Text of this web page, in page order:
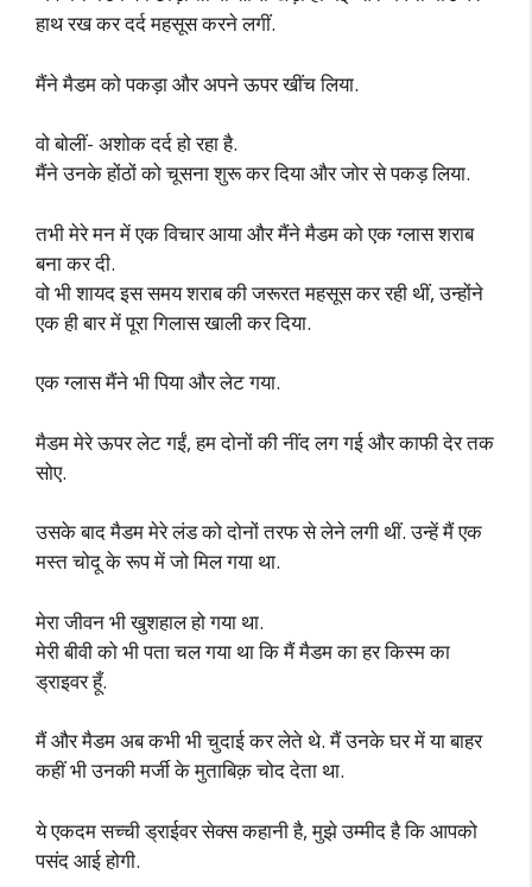
हाथ रख कर दर्द महसूस करने लगीं.
मैंने मैडम को पकड़ा और अपने ऊपर खींच लिया.
वो बोलीं- अशोक दर्द हो रहा है.
मैंने उनके होंठों को चूसना शुरू कर दिया और जोर से पकड़ लिया.
तभी मेरे मन में एक विचार आया और मैंने मैडम को एक ग्लास शराब
बना कर दी.
वो भी शायद इस समय शराब की जरूरत महसूस कर रही थीं, उन्होंने
एक ही बार में पूरा गिलास खाली कर दिया.
एक ग्लास मैंने भी पिया और लेट गया.
मैडम मेरे ऊपर लेट गईं, हम दोनों की नींद लग गई और काफी देर तक
सोए.
उसके बाद मैडम मेरे लंड को दोनों तरफ से लेने लगी थीं. उन्हें मैं एक
मस्त चोदू के रूप में जो मिल गया था.
मेरा जीवन भी खुशहाल हो गया था.
मेरी बीवी को भी पता चल गया था कि मैं मैडम का हर किस्म का
ड्राइवर हूँ.
मैं और मैडम अब कभी भी चुदाई कर लेते थे. मैं उनके घर में या बाहर
कहीं भी उनकी मर्जी के मुताबिक़ चोद देता था.
ये एकदम सच्ची ड्राईवर सेक्स कहानी है, मुझे उम्मीद है कि आपको
पसंद आई होगी.